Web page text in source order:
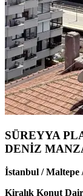
SÜREYYA
DENİZ
İstanbul / Maltepe
Kiralık Konut